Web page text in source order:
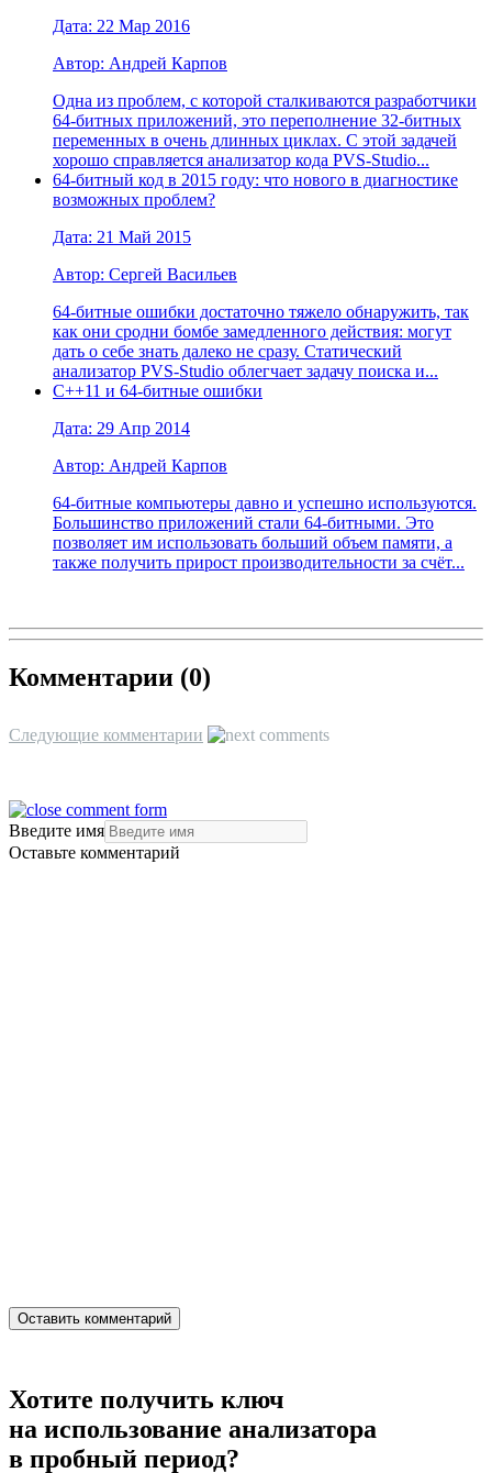
Дата: 22 Мар 2016
Автор: Андрей Карпов
Одна из проблем, с которой сталкиваются разработчики
64-битных приложений, это переполнение 32-битных
переменных в очень длинных циклах. С этой задачей
хорошо справляется анализатор кода PVS-Studio...
64-битный код в 2015 году: что нового в диагностике
возможных проблем?
Дата: 21 Май 2015
Автор: Сергей Васильев
64-битные ошибки достаточно тяжело обнаружить, так
как они сродни бомбе замедленного действия: могут
дать о себе знать далеко не сразу. Статический
анализатор PVS-Studio облегчает задачу поиска и...
C++11 и 64-битные ошибки
Дата: 29 Апр 2014
Автор: Андрей Карпов
64-битные компьютеры давно и успешно используются.
Большинство приложений стали 64-битными. Это
позволяет им использовать больший объем памяти, а
также получить прирост производительности за счёт...
Комментарии (0)
Следующие комментарии
Введите имя
Оставьте комментарий
Хотите получить ключ
на использование анализатора
в пробный период?